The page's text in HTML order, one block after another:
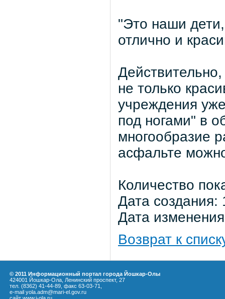
"Это наши
отлично и
не только
учреждения
под ногами" в
многообразие
асфальте
Количество
Дата
Дата
Возврат к
© 2011 Информационный портал города Йошкар-Олы
424001 Йошкар-Ола, Ленинский проспект, 27
тел. (8362) 41-44-89, факс 63-03-71,
e-mail yola.adm@mari-el.gov.ru